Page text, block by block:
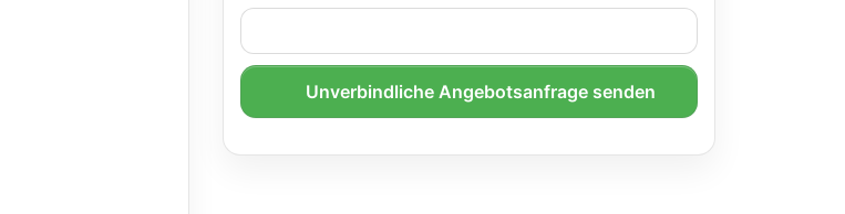
Unverbindliche Angebotsanfrage senden